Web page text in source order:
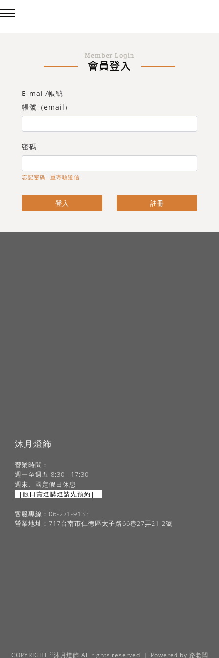
台灣製造✨熱銷款✨
Panasonic 國際牌燈具
72w / 96w 系列
造型吸頂燈
壁燈
Member Login
會員登入
E-mail/帳號
帳號（email）
密碼
忘記密碼 重寄驗證信
登入 註冊
沐月燈飾
營業時間：
週一至週五 8:30 - 17:30
週末、國定假日休息
|假日賞燈購燈請先預約|
客服專線：06-271-9133
營業地址：717台南市仁德區太子路66巷27弄21-2號
COPYRIGHT ©沐月燈飾 All rights reserved ｜ Powered by 路老闆